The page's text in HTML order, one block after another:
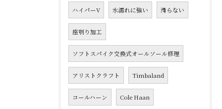
ハイパーV 水濡れに強い 滑らない
座刳り加工
ソフトスパイク交換式オールソール修理
アリストクラフト Timbaland
コールハーン Cole Haan